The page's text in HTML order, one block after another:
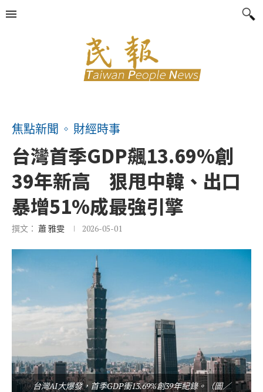
焦點新聞 財經時事
台灣首季GDP飆13.69%創
39年新高 狠甩中韓、出口
暴增51%成最強引擎
撰文： 蕭 雅雯 2026-05-01
台灣AI大爆發，首季GDP衝13.69%創39年紀錄。（圖／